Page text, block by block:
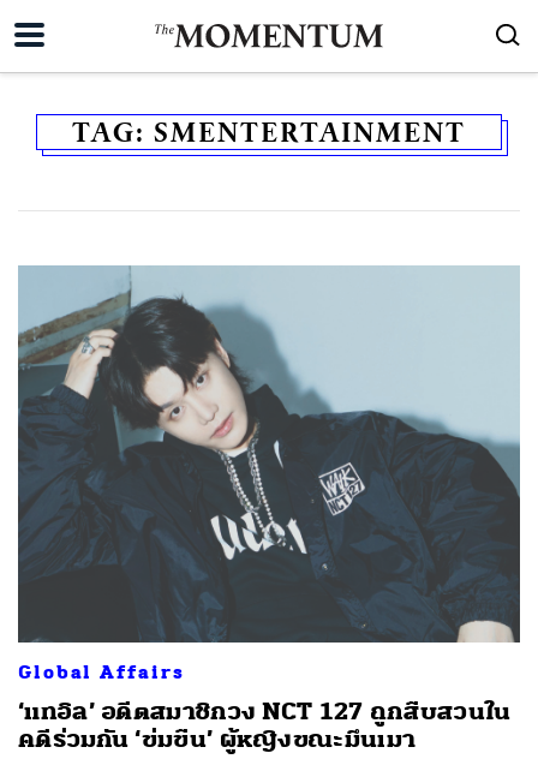
TAG: SMENTERTAINMENT
Global Affairs
‘แทอิล’ อดีตสมาชิกวง NCT 127 ถูกสืบสวนใน
คดีร่วมกัน ‘ข่มขืน’ ผู้หญิงขณะมึนเมา